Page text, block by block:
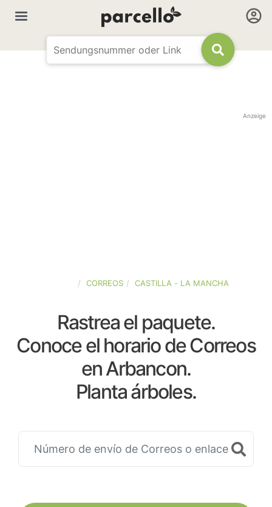
Anzeige
CORREOS CASTILLA - LA MANCHA
Rastrea el paquete.
Conoce el horario de Correos
en Arbancon.
Planta árboles.